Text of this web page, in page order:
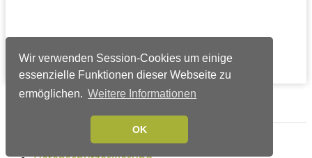
Wir verwenden Session-Cookies um einige
essenzielle Funktionen dieser Webseite zu
ermöglichen. Weitere Informationen
OK
Verlags-Service
Impressum